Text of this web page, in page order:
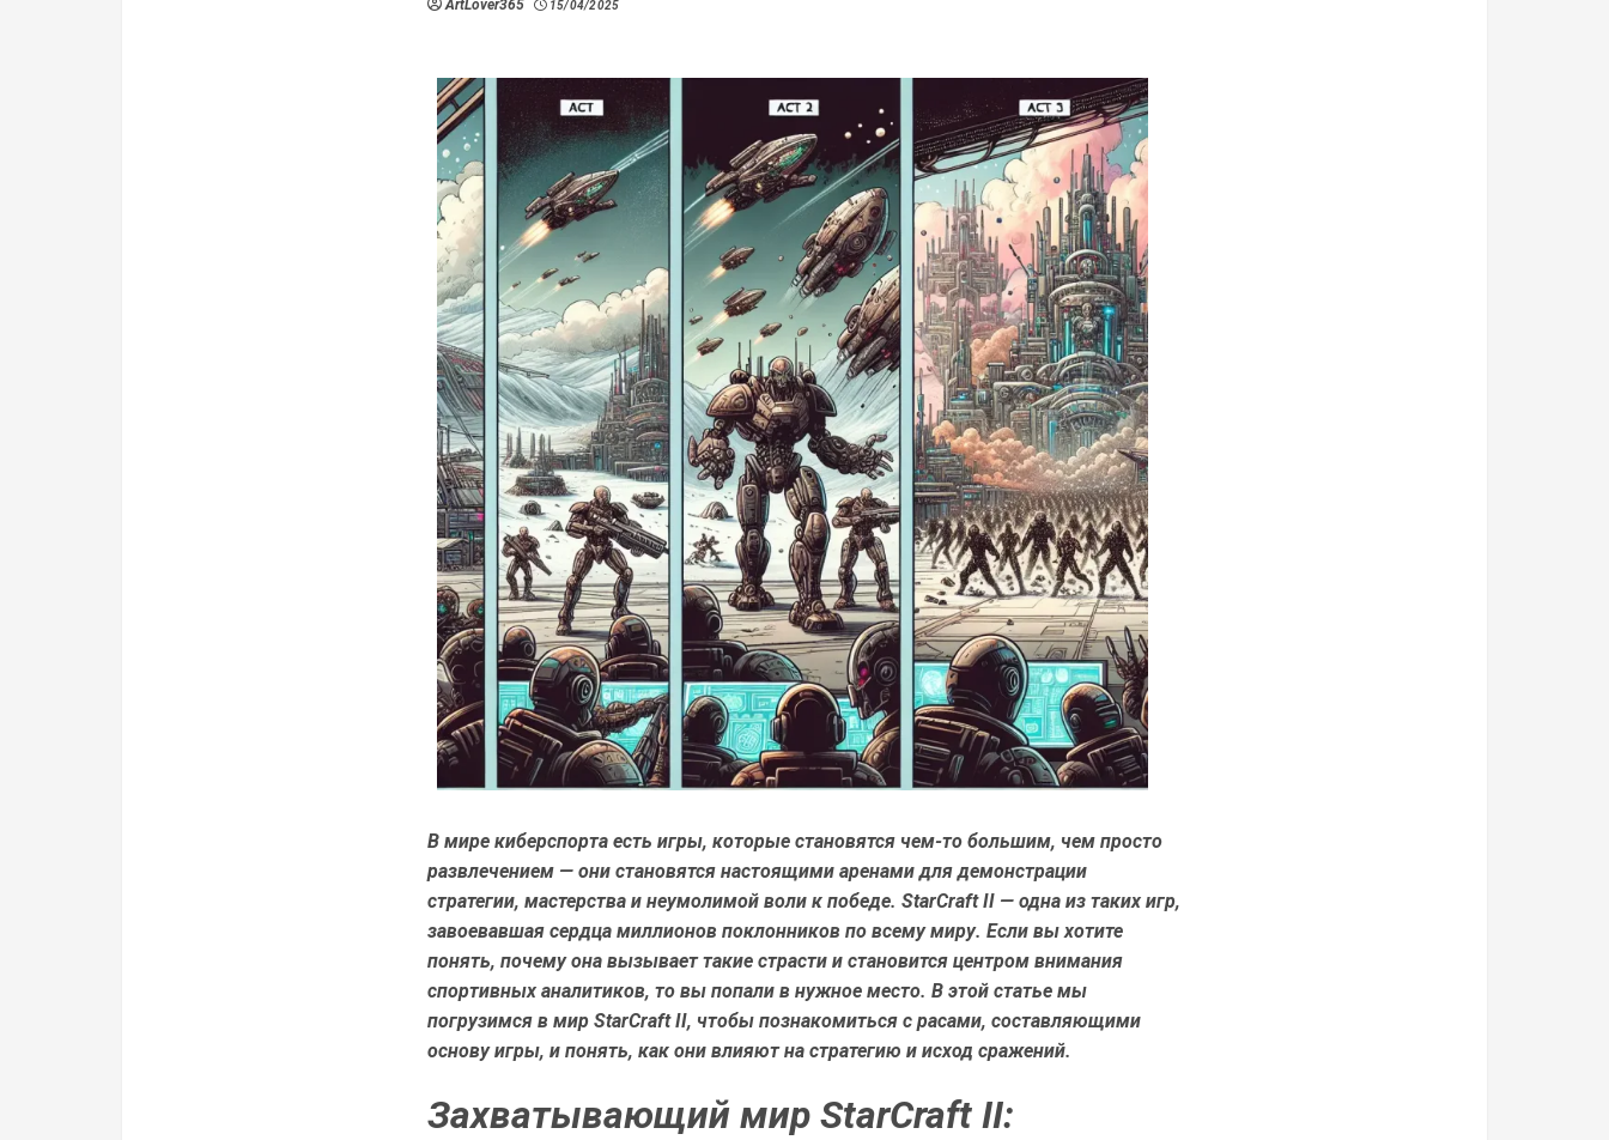
ArtLover365 15/04/2025
В мире киберспорта есть игры, которые становятся чем-то большим, чем просто
развлечением — они становятся настоящими аренами для демонстрации
стратегии, мастерства и неумолимой воли к победе. StarCraft II — одна из таких игр,
завоевавшая сердца миллионов поклонников по всему миру. Если вы хотите
понять, почему она вызывает такие страсти и становится центром внимания
спортивных аналитиков, то вы попали в нужное место. В этой статье мы
погрузимся в мир StarCraft II, чтобы познакомиться с расами, составляющими
основу игры, и понять, как они влияют на стратегию и исход сражений.
Захватывающий мир StarCraft II: